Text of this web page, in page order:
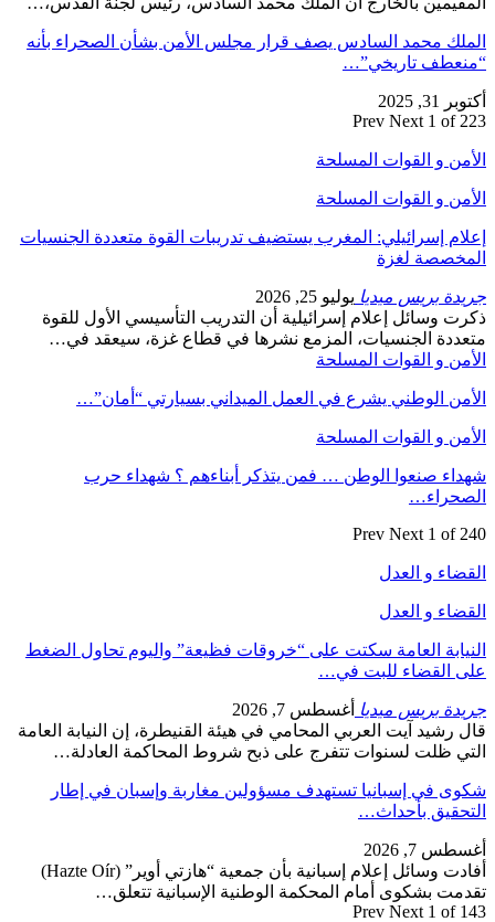
الملك محمد السادس يصف قرار مجلس الأمن بشأن الصحراء بأنه
“منعطف تاريخي”…
أكتوبر 31, 2025
Prev Next 1 of 223
الأمن و القوات المسلحة
الأمن و القوات المسلحة
إعلام إسرائيلي: المغرب يستضيف تدريبات القوة متعددة الجنسيات
المخصصة لغزة
جريدة بريس ميديا يوليو 25, 2026
ذكرت وسائل إعلام إسرائيلية أن التدريب التأسيسي الأول للقوة
متعددة الجنسيات، المزمع نشرها في قطاع غزة، سيعقد في…
الأمن و القوات المسلحة
الأمن الوطني يشرع في العمل الميداني بسيارتي “أمان”…
الأمن و القوات المسلحة
شهداء صنعوا الوطن … فمن يتذكر أبناءهم ؟ شهداء حرب
الصحراء…
Prev Next 1 of 240
القضاء و العدل
القضاء و العدل
النيابة العامة سكتت على “خروقات فظيعة” واليوم تحاول الضغط
على القضاء للبت في…
جريدة بريس ميديا أغسطس 7, 2026
قال رشيد آيت العربي المحامي في هيئة القنيطرة، إن النيابة العامة
التي ظلت لسنوات تتفرج على ذبح شروط المحاكمة العادلة…
شكوى في إسبانيا تستهدف مسؤولين مغاربة وإسبان في إطار
التحقيق بأحداث…
أغسطس 7, 2026
أفادت وسائل إعلام إسبانية بأن جمعية “هازتي أوير” (Hazte Oír)
تقدمت بشكوى أمام المحكمة الوطنية الإسبانية تتعلق…
Prev Next 1 of 143